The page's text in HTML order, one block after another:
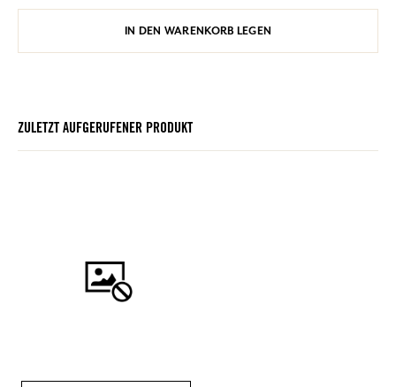
IN DEN WARENKORB LEGEN
ZULETZT AUFGERUFENER PRODUKT